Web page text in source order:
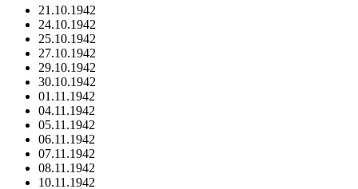
21.10.1942
24.10.1942
25.10.1942
27.10.1942
29.10.1942
30.10.1942
01.11.1942
04.11.1942
05.11.1942
06.11.1942
07.11.1942
08.11.1942
10.11.1942